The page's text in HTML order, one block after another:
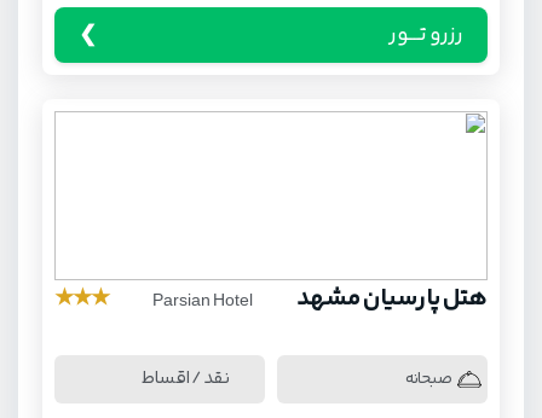
رزرو تـــور
هتل پارسیان مشهد Parsian Hotel
★
★
★
صبحانه نقد / اقساط